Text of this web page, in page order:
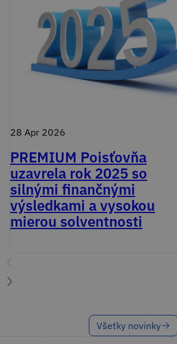
28 Apr 2026
PREMIUM Poisťovňa
uzavrela rok 2025 so
silnými finančnými
výsledkami a vysokou
mierou solventnosti
Všetky novinky